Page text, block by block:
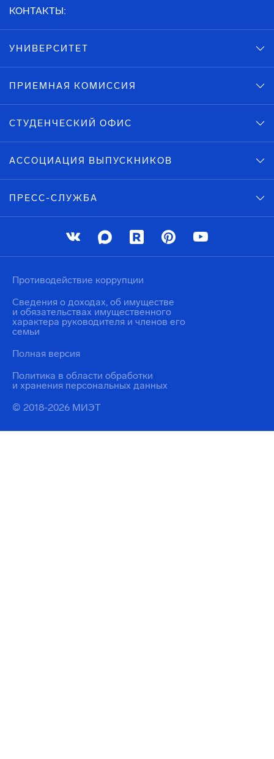
КОНТАКТЫ:
УНИВЕРСИТЕТ
ПРИЕМНАЯ КОМИССИЯ
СТУДЕНЧЕСКИЙ ОФИС
АССОЦИАЦИЯ ВЫПУСКНИКОВ
ПРЕСС-СЛУЖБА
© 2018-2026 МИЭТ
Политика в области обработки
и хранения персональных данных
Противодействие коррупции
Сведения о доходах, об имуществе
и обязательствах имущественного
характера руководителя и членов его
семьи
Полная версия